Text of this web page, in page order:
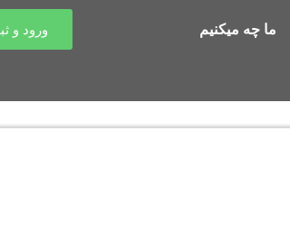
ما چه میکنیم ورود و